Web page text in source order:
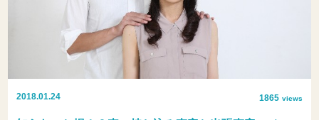
2018.01.24 1865 views